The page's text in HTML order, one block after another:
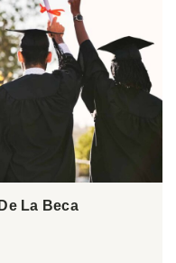
La Beca